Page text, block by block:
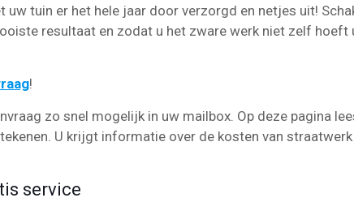
tuin er het hele jaar door verzorgd en netjes uit!
resultaat en zodat u het zware werk niet zelf hoeft
!
zo snel mogelijk in uw mailbox. Op deze pagina
U krijgt informatie over de kosten van
service